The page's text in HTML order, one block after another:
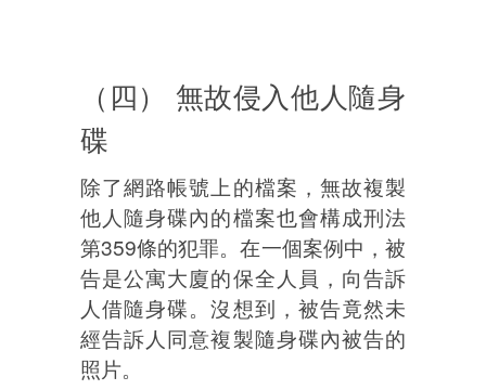
（四） 無故侵入他人隨身
碟
除了網路帳號上的檔案，無故複製
他人隨身碟內的檔案也會構成刑法
第359條的犯罪。在一個案例中，被
告是公寓大廈的保全人員，向告訴
人借隨身碟。沒想到，被告竟然未
經告訴人同意複製隨身碟內被告的
照片。